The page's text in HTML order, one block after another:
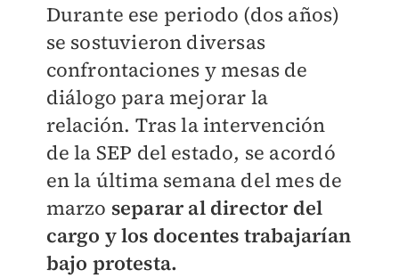
Durante ese periodo (dos años)
se sostuvieron diversas
confrontaciones y mesas de
diálogo para mejorar la
relación. Tras la intervención
de la SEP del estado, se acordó
en la última semana del mes de
marzo separar al director del
cargo y los docentes trabajarían
bajo protesta.